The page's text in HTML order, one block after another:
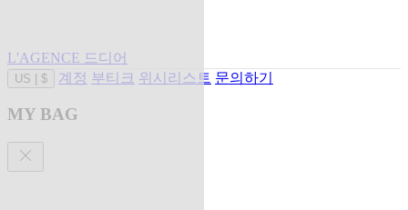
L'AGENCE 드디어
US $ 계정 부티크 위시리스트 문의하기
MY BAG